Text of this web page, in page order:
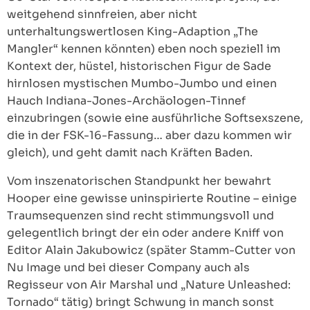
weitgehend sinnfreien, aber nicht
unterhaltungswertlosen King-Adaption „The
Mangler“ kennen könnten) eben noch speziell im
Kontext der, hüstel, historischen Figur de Sade
hirnlosen mystischen Mumbo-Jumbo und einen
Hauch Indiana-Jones-Archäologen-Tinnef
einzubringen (sowie eine ausführliche Softsexszene,
die in der FSK-16-Fassung… aber dazu kommen wir
gleich), und geht damit nach Kräften Baden.
Vom inszenatorischen Standpunkt her bewahrt
Hooper eine gewisse uninspirierte Routine – einige
Traumsequenzen sind recht stimmungsvoll und
gelegentlich bringt der ein oder andere Kniff von
Editor Alain Jakubowicz (später Stamm-Cutter von
Nu Image und bei dieser Company auch als
Regisseur von Air Marshal und „Nature Unleashed:
Tornado“ tätig) bringt Schwung in manch sonst